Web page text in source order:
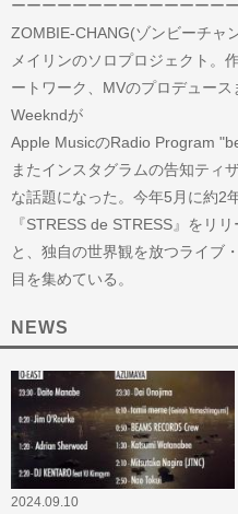
ーーーーーーーーーーーーーー
ZOMBIE-CHANG(ゾンビーチャ
メイリンのソロプロジェクト。
ートワーク、MVのプロデュー
Weekndが
Apple MusicのRadio Program
またインスタグラムの告知ティ
な話題になった。今年5月に約2
『STRESS de STRESS』をリ
と、独自の世界観を放つライブ
目を集めている。
NEWS
2024.09.10